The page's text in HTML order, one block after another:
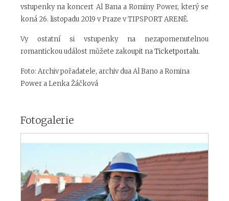
vstupenky na koncert Al Bana a Rominy Power, který se
koná 26. listopadu 2019 v Praze v TIPSPORT ARENĚ.
Vy ostatní si vstupenky na nezapomenutelnou
romantickou událost můžete zakoupit naTicketportalu.
Foto: Archiv pořadatele, archiv dua Al Bano aRomina
Power a Lenka Žáčková
Fotogalerie